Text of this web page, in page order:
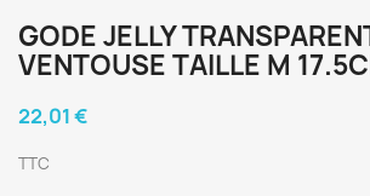
GODE JELLY
VENTOUSE TAILLE M
22,01 €
TTC